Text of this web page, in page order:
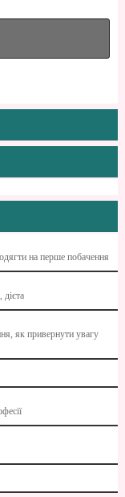
на перше побачення
як привернути увагу